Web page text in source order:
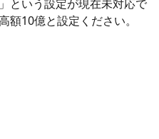
という設定が現在未対応で
10億と設定ください。